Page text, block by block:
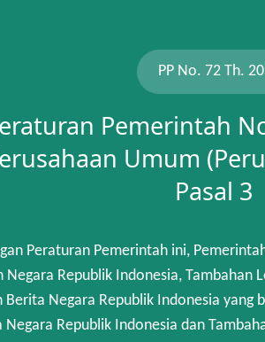
PP No. 72 Th.
Pemerintah
Umum
Pasal 3
Peraturan Pemerintah ini,
Republik Indonesia,
Berita Negara Republik Indonesia yang
Republik Indonesia dan